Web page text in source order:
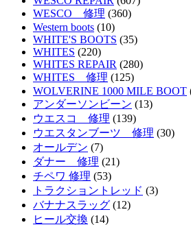
WESCO 修理 (360)
Western boots (10)
WHITE'S BOOTS (35)
WHITES (220)
WHITES REPAIR (280)
WHITES 修理 (125)
WOLVERINE 1000 MILE BOOT
アンダーソンビーン (13)
ウエスコ 修理 (139)
ウエスタンブーツ 修理 (30)
オールデン (7)
ダナー 修理 (21)
チペワ 修理 (53)
トラクショントレッド (3)
バナナスラッグ (12)
ヒール交換 (14)